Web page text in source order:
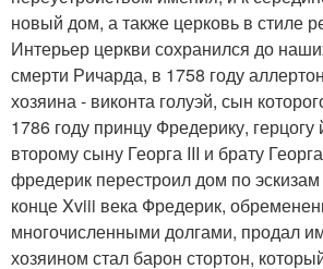
новый дом, а также церковь в стиле
Интерьер церкви сохранился до
смерти Ричарда, в 1758 году
хозяина - виконта голуэй, сын
1786 году принцу Фредерику, герцогу
второму сыну Георга III и брату
фредерик перестроил дом по
конце Xviii века Фредерик,
многочисленными долгами, продал
хозяином стал барон стортон,